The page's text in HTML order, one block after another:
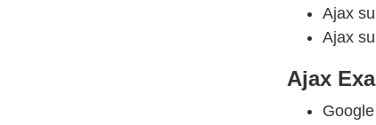
Ajax
Ajax
Ajax